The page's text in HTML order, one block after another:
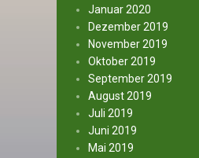
Januar 2020
Dezember 2019
November 2019
Oktober 2019
September 2019
August 2019
Juli 2019
Juni 2019
Mai 2019